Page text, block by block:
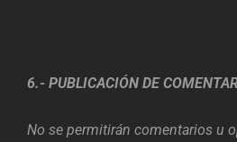
6.- PUBLICACIÓN DE
No se permitirán comentarios u